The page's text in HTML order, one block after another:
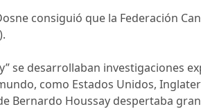
consiguió que la Federación
se desarrollaban investigaciones
como Estados Unidos,
Bernardo Houssay despertaba